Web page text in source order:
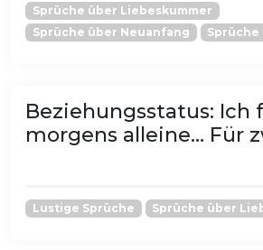
Sprüche über Liebeskummer
Sprüche über Neuanfang
Sprüche
Beziehungsstatus: Ich
morgens alleine… Für
Lustige Sprüche Sprüche über